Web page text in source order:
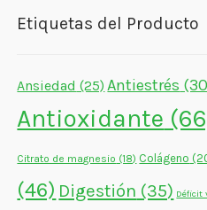
Etiquetas del Producto
Ansiedad (25) Antiestrés
Antioxidante
Citrato de magnesio (18) Colágeno
(46) Digestión (35) Déficit